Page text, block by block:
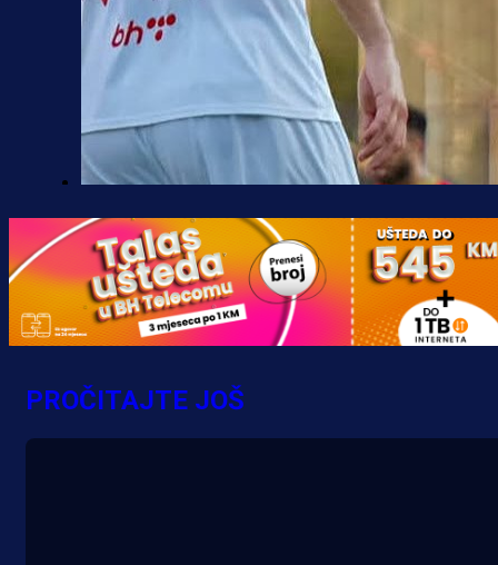
Borac do pobjede, ali scene iz
Banje Luke zgrozile javnost:
zbog skandiranja Ratku Mladiću!
PROČITAJTE JOŠ